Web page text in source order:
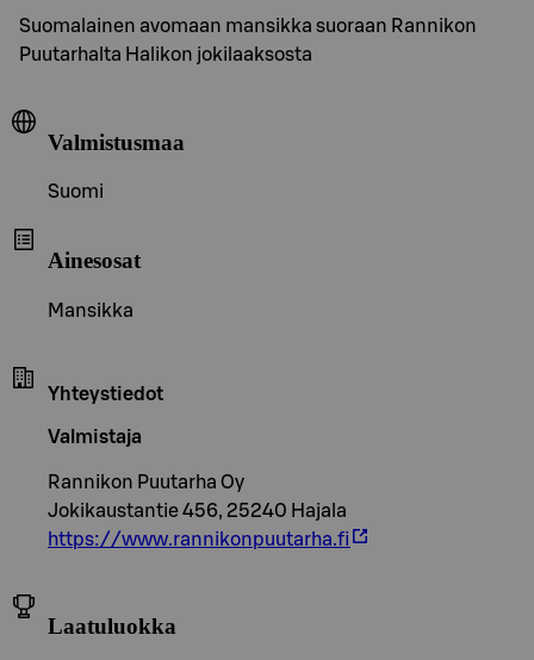
Suomalainen avomaan mansikka suoraan Rannikon
Puutarhalta Halikon jokilaaksosta
Valmistusmaa
Suomi
Ainesosat
Mansikka
Yhteystiedot
Valmistaja
Rannikon Puutarha Oy
Jokikaustantie 456, 25240 Hajala
https://www.rannikonpuutarha.fi
Laatuluokka